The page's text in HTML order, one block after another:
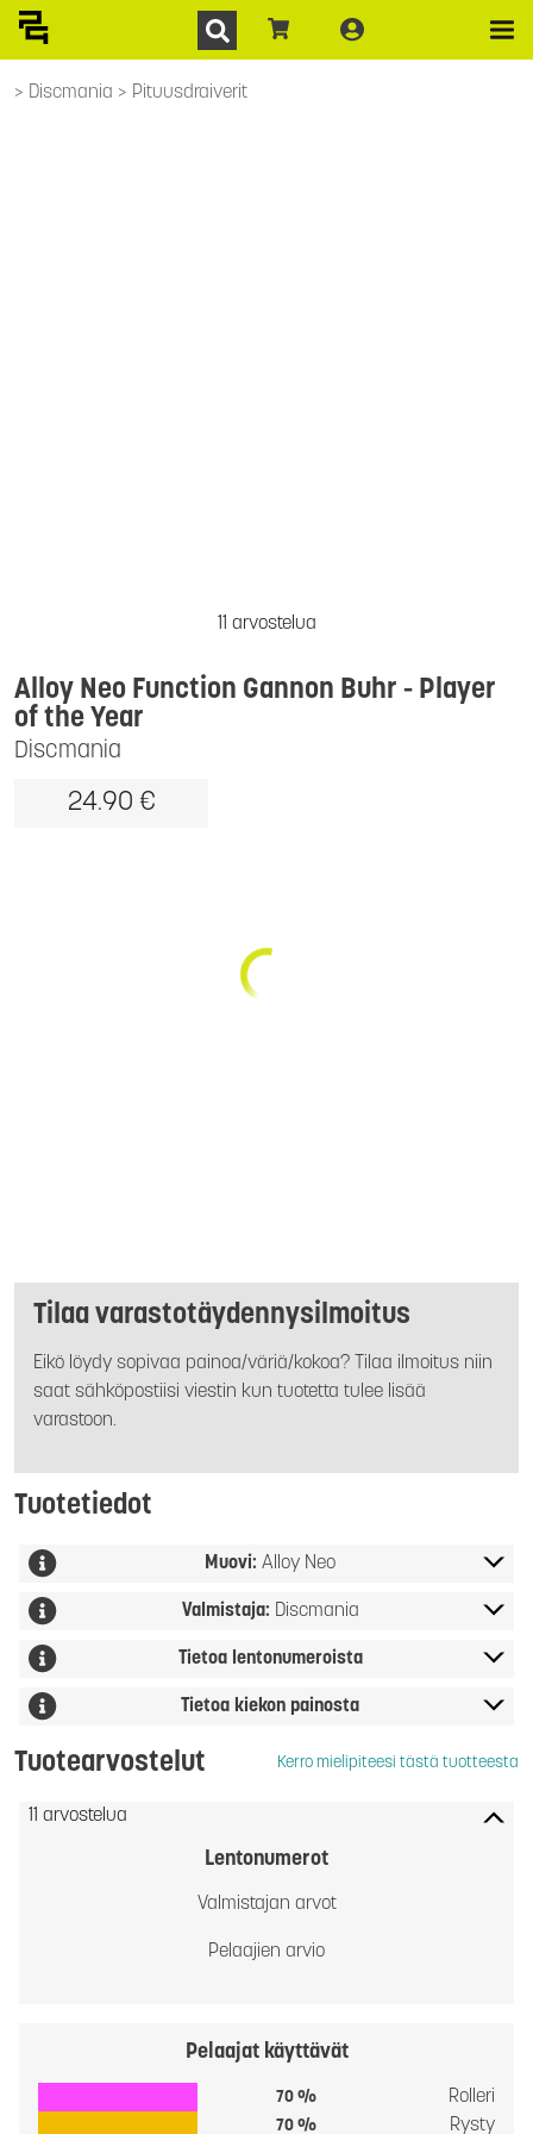
Discmania Pituusdraiverit
11 arvostelua
Discmania
Alloy Neo Function Gannon Buhr - Player
of the Year
24.90 €
Tilaa varastotäydennysilmoitus
Eikö löydy sopivaa painoa/väriä/kokoa? Tilaa ilmoitus niin
saat sähköpostiisi viestin kun tuotetta tulee lisää
varastoon.
Tuotetiedot
Muovi: Alloy Neo
Valmistaja: Discmania
Tietoa lentonumeroista
Tietoa kiekon painosta
Tuotearvostelut Kerro mielipiteesi tästä tuotteesta
11 arvostelua
Lentonumerot
Valmistajan arvot
Pelaajien arvio
Pelaajat käyttävät
70 % Rolleri
70 % Rysty